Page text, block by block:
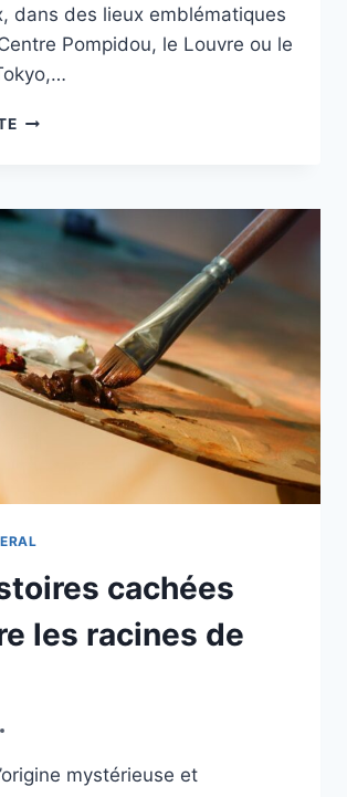
dans des lieux emblématiques
Pompidou, le Louvre ou le
L’ART
EN
2025
TENDANCES
ET
ÉVOLUTIONS
À
SUIVRE
cachées
les racines de
mystérieuse et